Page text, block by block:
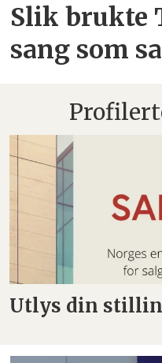
Slik brukte
sang som
Utlys din